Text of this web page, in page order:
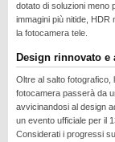
SICUREZZA
SOFTWARE
SVILUPPARE ANDROID
XIAOMI
dotato di soluzioni meno
immagini più nitide, HDR
la fotocamera tele.
Design rinnovato
Oltre al salto fotografico,
fotocamera passerà da
avvicinandosi al design
un evento ufficiale per il
Considerati i progressi